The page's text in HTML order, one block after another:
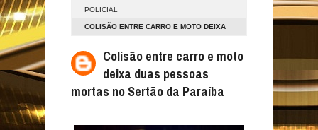
POLICIAL
COLISÃO ENTRE CARRO E MOTO DEIXA
PARAÍBAColisão entre carro e moto
deixa duas pessoas
mortas no Sertão da Paraíba